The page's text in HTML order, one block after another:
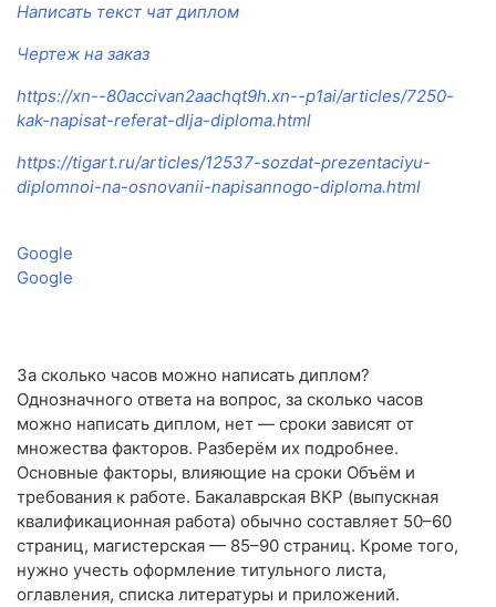
Написать текст чат диплом
Чертеж на заказ
https://xn--80accivan2aachqt9h.xn--p1ai/articles/7250-
kak-napisat-referat-dlja-diploma.html
https://tigart.ru/articles/12537-sozdat-prezentaciyu-
diplomnoi-na-osnovanii-napisannogo-diploma.html
Google
Google
За сколько часов можно написать диплом?
Однозначного ответа на вопрос, за сколько часов
можно написать диплом, нет — сроки зависят от
множества факторов. Разберём их подробнее.
Основные факторы, влияющие на сроки Объём и
требования к работе. Бакалаврская ВКР (выпускная
квалификационная работа) обычно составляет 50–60
страниц, магистерская — 85–90 страниц. Кроме того,
нужно учесть оформление титульного листа,
оглавления, списка литературы и приложений.